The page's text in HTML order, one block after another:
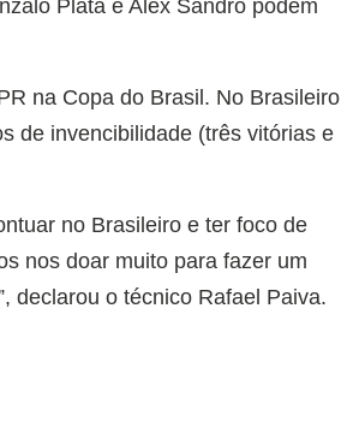
Plata e Alex Sandro podem
na Copa do Brasil. No Brasileiro
de invencibilidade (três vitórias e
no Brasileiro e ter foco de
nos doar muito para fazer um
declarou o técnico Rafael Paiva.